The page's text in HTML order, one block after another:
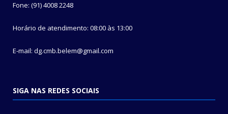
Fone: (91) 4008 2248
Horário de atendimento: 08:00 às 13:00
E-mail: dg.cmb.belem@gmail.com
SIGA NAS REDES SOCIAIS